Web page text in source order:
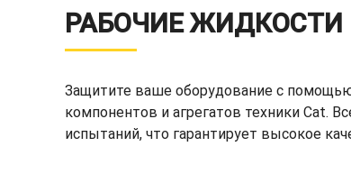
РАБОЧИЕ ЖИДКОСТИ
Защитите ваше оборудование с
компонентов и агрегатов техники Cat.
испытаний, что гарантирует высокое